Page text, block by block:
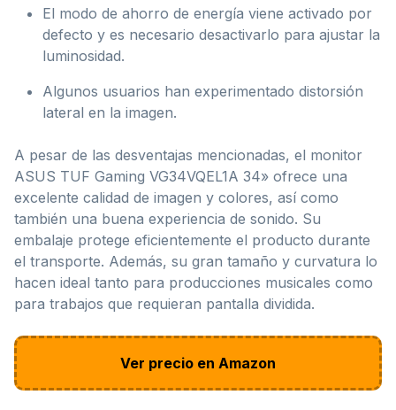
El modo de ahorro de energía viene activado por
defecto y es necesario desactivarlo para ajustar la
luminosidad.
Algunos usuarios han experimentado distorsión
lateral en la imagen.
A pesar de las desventajas mencionadas, el monitor
ASUS TUF Gaming VG34VQEL1A 34» ofrece una
excelente calidad de imagen y colores, así como
también una buena experiencia de sonido. Su
embalaje protege eficientemente el producto durante
el transporte. Además, su gran tamaño y curvatura lo
hacen ideal tanto para producciones musicales como
para trabajos que requieran pantalla dividida.
Ver precio en Amazon